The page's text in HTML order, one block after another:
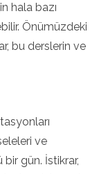
hala bazı
Önümüzdeki
bu derslerin ve
ve
gün. İstikrar,